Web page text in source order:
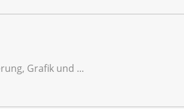
Grafik und ...